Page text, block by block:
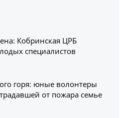
Кобринская ЦРБ
специалистов
горя: юные волонтеры
от пожара семье